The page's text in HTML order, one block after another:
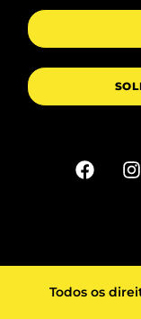
Todos os